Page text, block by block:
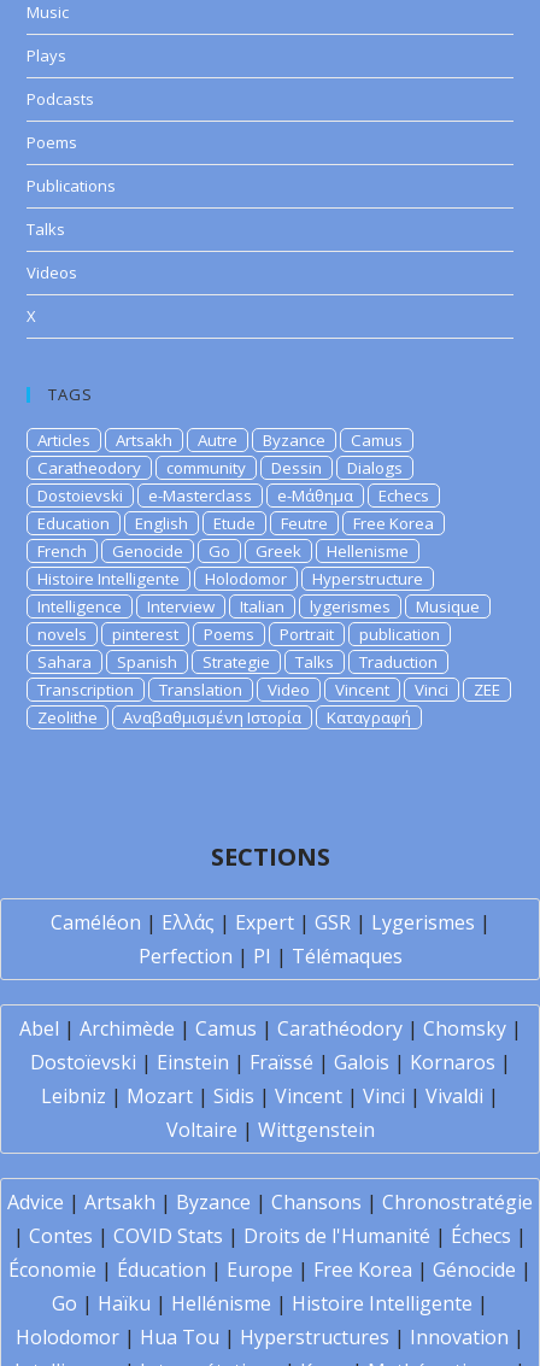
Music
Plays
Podcasts
Poems
Publications
Talks
Videos
X
TAGS
Articles Artsakh Autre Byzance
Camus
Caratheodory
community Dessin
Dialogs
Dostoievski
e-Masterclass e-Μάθημα
Echecs
Education
English Etude Feutre
Free Korea
French
Genocide Go Greek
Hellenisme
Histoire Intelligente
Holodomor
Hyperstructure
Intelligence
Interview Italian lygerismes
Musique
novels
pinterest Poems Portrait
publication
Sahara
Spanish Strategie Talks
Traduction
Transcription
Translation Video Vincent Vinci
ZEE
Zeolithe
Αναβαθμισμένη Ιστορία Καταγραφή
SECTIONS
Caméléon | Ελλάς | Expert| GSR| Lygerismes |
Perfection | PI | Télémaques
Abel | Archimède | Camus | Carathéodory| Chomsky|
Dostoïevski | Einstein | Fraïssé | Galois | Kornaros |
Leibniz | Mozart | Sidis | Vincent | Vinci | Vivaldi |
Voltaire | Wittgenstein
Advice | Artsakh | Byzance | Chansons | Chronostratégie
| Contes | COVID Stats | Droits de l'Humanité | Échecs |
Économie | Éducation | Europe | Free Korea | Génocide |
Go | Haïku | Hellénisme | Histoire Intelligente |
Holodomor | Hua Tou | Hyperstructures | Innovation |